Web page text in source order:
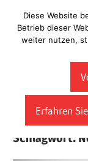
Inhalt
springen
Schlagwort:
Diese Website
Betrieb dieser
weiter nutzen,
Erfahren